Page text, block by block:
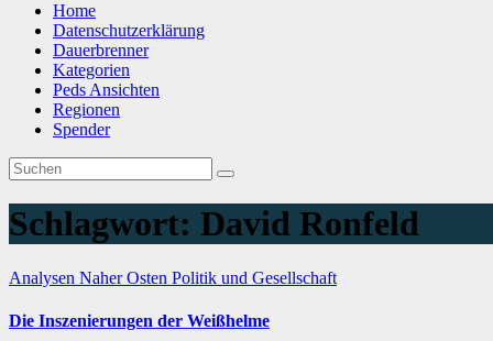
Home
Datenschutzerklärung
Dauerbrenner
Kategorien
Peds Ansichten
Regionen
Spender
Schlagwort: David Ronfeld
Analysen Naher Osten Politik und Gesellschaft
Die Inszenierungen der Weißhelme